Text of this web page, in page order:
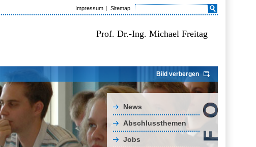
Impressum Sitemap
Prof. Dr.-Ing. Michael Freitag
Bild verbergen
News
Abschlussthemen
Jobs